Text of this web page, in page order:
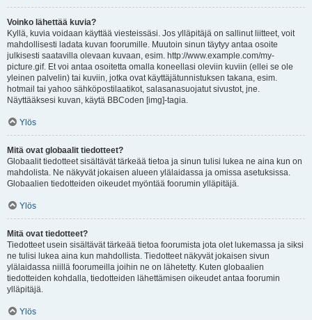
Voinko lähettää kuvia?
Kyllä, kuvia voidaan käyttää viesteissäsi. Jos ylläpitäjä on sallinut liitteet, voit
mahdollisesti ladata kuvan foorumille. Muutoin sinun täytyy antaa osoite
julkisesti saatavilla olevaan kuvaan, esim. http://www.example.com/my-
picture.gif. Et voi antaa osoitetta omalla koneellasi oleviin kuviin (ellei se ole
yleinen palvelin) tai kuviin, jotka ovat käyttäjätunnistuksen takana, esim.
hotmail tai yahoo sähköpostilaatikot, salasanasuojatut sivustot, jne.
Näyttääksesi kuvan, käytä BBCoden [img]-tagia.
Ylös
Mitä ovat globaalit tiedotteet?
Globaalit tiedotteet sisältävät tärkeää tietoa ja sinun tulisi lukea ne aina kun on
mahdolista. Ne näkyvät jokaisen alueen ylälaidassa ja omissa asetuksissa.
Globaalien tiedotteiden oikeudet myöntää foorumin ylläpitäjä.
Ylös
Mitä ovat tiedotteet?
Tiedotteet usein sisältävät tärkeää tietoa foorumista jota olet lukemassa ja siksi
ne tulisi lukea aina kun mahdollista. Tiedotteet näkyvät jokaisen sivun
ylälaidassa niillä foorumeilla joihin ne on lähetetty. Kuten globaalien
tiedotteiden kohdalla, tiedotteiden lähettämisen oikeudet antaa foorumin
ylläpitäjä.
Ylös